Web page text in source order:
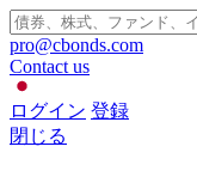
pro@cbonds.com
Contact us
ログイン 登録
閉じる